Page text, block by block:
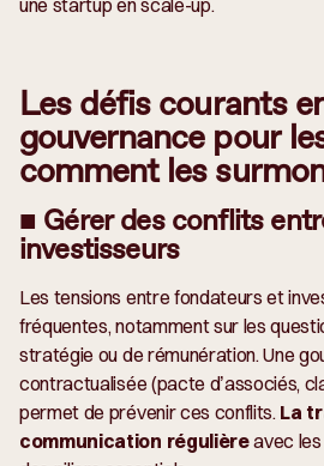
Les défis courants
gouvernance pour
comment les
■ Gérer des conflits
investisseurs
Les tensions entre fondateurs et
fréquentes, notamment sur les
stratégie ou de rémunération. Une
contractualisée (pacte d’associés,
permet de prévenir ces conflits. La
communication régulièreavec les